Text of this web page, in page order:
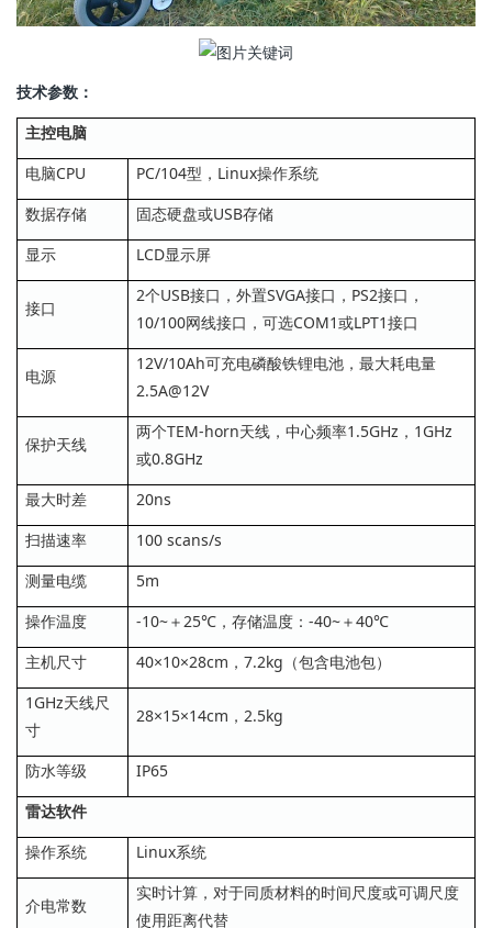
技术参数：
主控电脑
电脑CPU
PC/104型，Linux操作系统
数据存储
固态硬盘或USB存储
显示
LCD显示屏
接口
2个USB接口，外置SVGA接口，PS2接口，
10/100网线接口，可选COM1或LPT1接口
电源
12V/10Ah可充电磷酸铁锂电池，最大耗电量
2.5A@12V
保护天线
两个TEM-horn天线，中心频率1.5GHz，1GHz
或0.8GHz
最大时差
20ns
扫描速率
100 scans/s
测量电缆
5m
操作温度
-10~＋25℃，存储温度：-40~＋40℃
主机尺寸
40×10×28cm，7.2kg（包含电池包）
1GHz天线尺
寸
28×15×14cm，2.5kg
防水等级
IP65
雷达软件
操作系统
Linux系统
介电常数
实时计算，对于同质材料的时间尺度或可调尺度
使用距离代替